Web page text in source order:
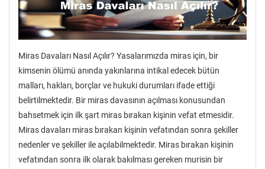
Miras Davaları Nasıl Açılır? Yasalarımızda miras için, bir
kimsenin ölümü anında yakınlarına intikal edecek bütün
malları, hakları, borçlar ve hukuki durumları ifade ettiği
belirtilmektedir. Bir miras davasının açılması konusundan
bahsetmek için ilk şart miras bırakan kişinin vefat etmesidir.
Miras davaları miras bırakan kişinin vefatından sonra şekiller
nedenler ve şekiller ile açılabilmektedir. Miras bırakan kişinin
vefatından sonra ilk olarak bakılması gereken murisin bir